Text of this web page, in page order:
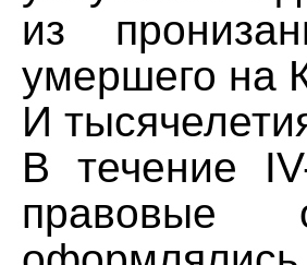
из
умершего на
И
В течение
правовые